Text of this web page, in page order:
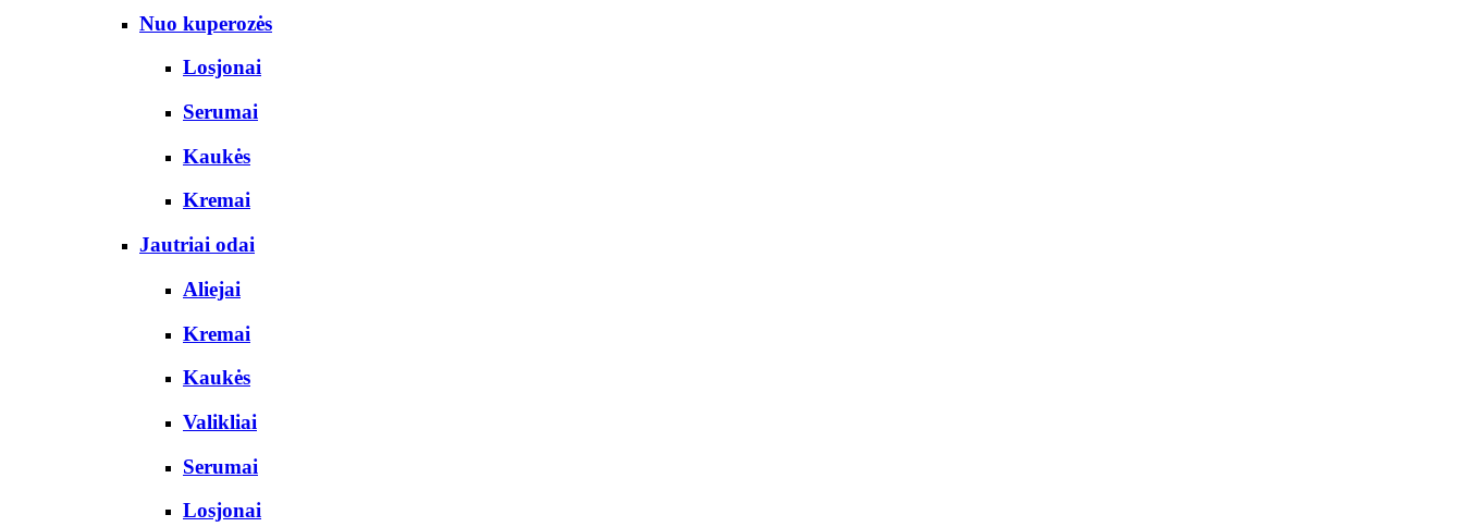
Nuo kuperozės
Losjonai
Serumai
Kaukės
Kremai
Jautriai odai
Aliejai
Kremai
Kaukės
Valikliai
Serumai
Losjonai